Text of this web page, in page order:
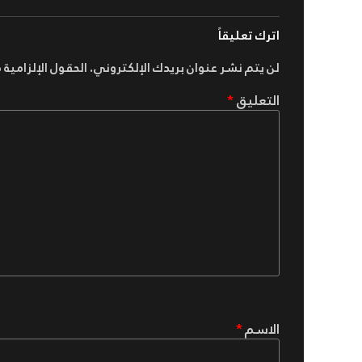
اترك تعليقاً
لن يتم نشر عنوان بريدك الإلكتروني.الحقول
التعليق*
الاسم*